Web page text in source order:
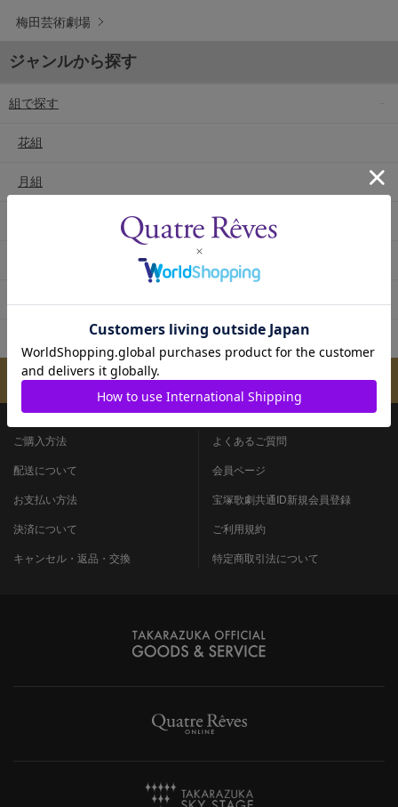
梅田芸術劇場
ジャンルから探す
組で探す
花組
月組
メールマガジンのご案内
ご購入方法
配送について
お支払い方法
決済について
キャンセル・返品・交換
よくあるご質問
会員ページ
宝塚歌劇共通ID新規会員登録
ご利用規約
特定商取引法について